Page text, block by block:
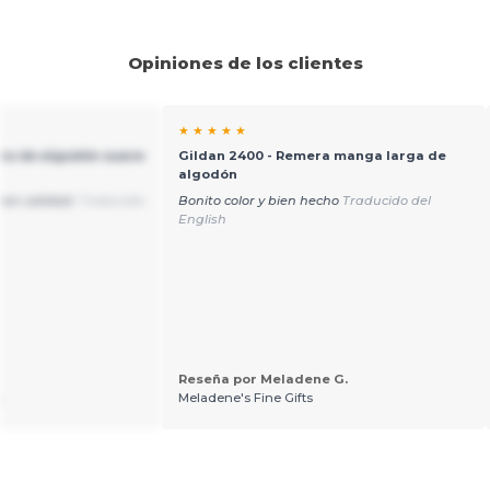
Opiniones de los clientes
de algodón suave
★ ★ ★ ★ ★
Gildan 2400 - Remera manga larga de
algodón
Bonito color y bien hecho Traducido del
English
Reseña por Meladene G.
Meladene's Fine Gifts